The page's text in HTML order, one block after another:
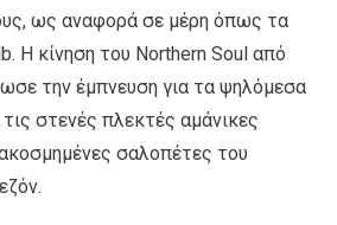
ως αναφορά σε μέρη όπως τα
Η κίνηση του Northern Soul από
την έμπνευση για τα ψηλόμεσα
στενές πλεκτές αμάνικες
σαλοπέτες του